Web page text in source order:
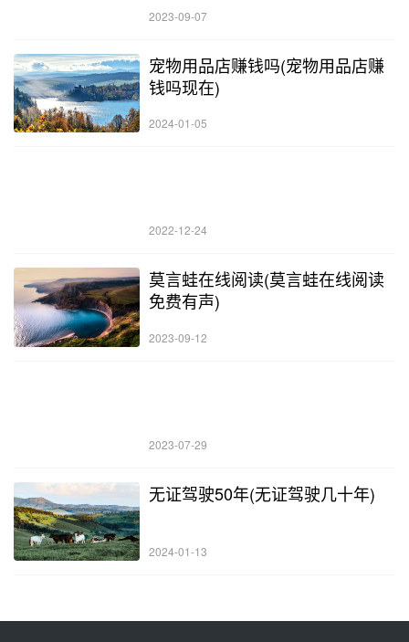
2023-09-07
宠物用品店赚钱吗(宠物用品店赚
钱吗现在)
2024-01-05
2022-12-24
莫言蛙在线阅读(莫言蛙在线阅读
免费有声)
2023-09-12
2023-07-29
无证驾驶50年(无证驾驶几十年)
2024-01-13